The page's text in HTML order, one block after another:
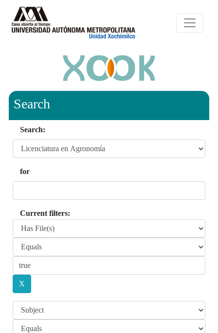
Search
Search:
for
Current filters: